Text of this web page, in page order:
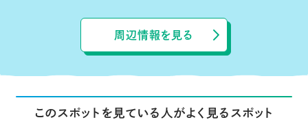
周辺情報を見る
このスポットを見ている人がよく見るスポット